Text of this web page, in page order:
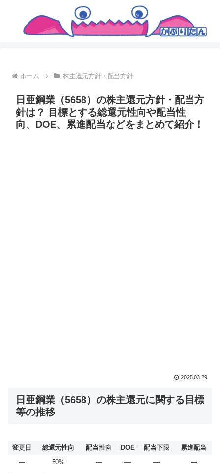
ホーム 株主還元方針・配当方針
日亜鋼業（5658）の株主還元方針・配当方
針は？ 目標とする総還元性向や配当性
向、DOE、累進配当などをまとめて紹介！
2025.03.29
日亜鋼業（5658）の株主還元に関する目標
等の推移
変更日 総還元性向 配当性向 DOE 配当下限
累進配当
―
50% ― ― ― ―